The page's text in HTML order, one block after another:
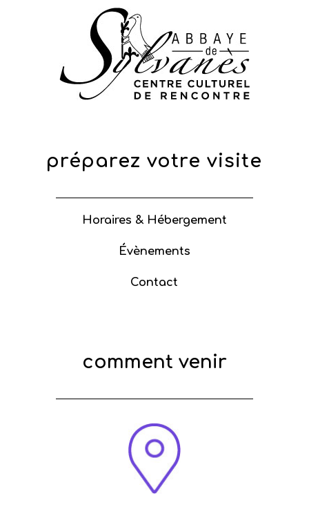
préparez votre visite
Horaires & Hébergement
Évènements
Contact
comment venir